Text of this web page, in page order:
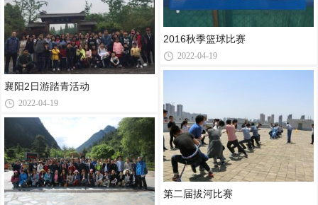
襄阳2日游踏青活动
2022-04-19
2016秋季篮球比赛
2022-04-19
第二届拔河比赛